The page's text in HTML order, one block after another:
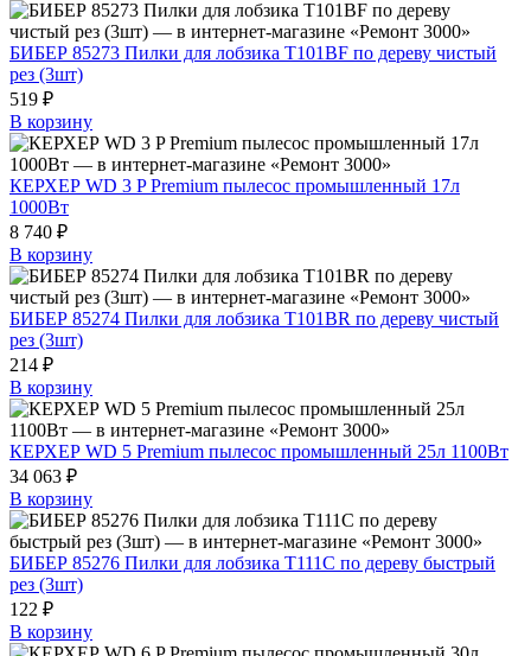
БИБЕР 85273 Пилки для лобзика Т101ВF по дереву чистый
рез (3шт)
519 ₽
В корзину
КЕРХЕР WD 3 P Premium пылесос промышленный 17л
1000Вт
8 740 ₽
В корзину
БИБЕР 85274 Пилки для лобзика Т101ВR по дереву чистый
рез (3шт)
214 ₽
В корзину
КЕРХЕР WD 5 Premium пылесос промышленный 25л 1100Вт
34 063 ₽
В корзину
БИБЕР 85276 Пилки для лобзика Т111С по дереву быстрый
рез (3шт)
122 ₽
В корзину